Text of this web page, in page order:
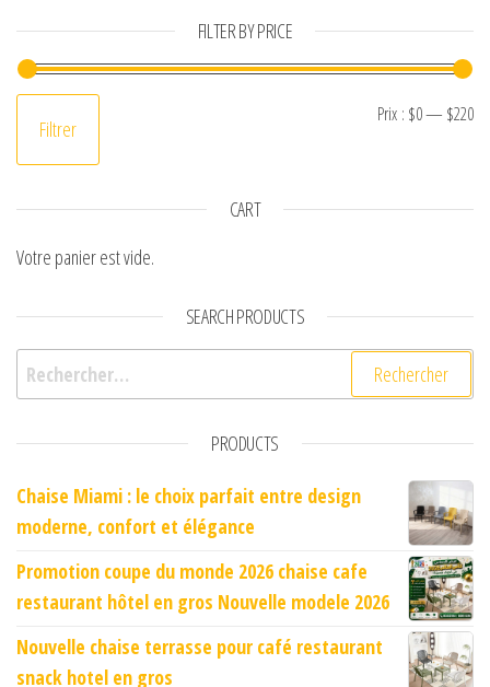
FILTER BY PRICE
Filtrer
Prix : $0— $220
CART
Votre panier est vide.
SEARCH PRODUCTS
Rechercher :
PRODUCTS
Chaise Miami : le choix parfait entre design
moderne, confort et élégance
Promotion coupe du monde 2026 chaise cafe
restaurant hôtel en gros Nouvelle modele 2026
Nouvelle chaise terrasse pour café restaurant
snack hotel en gros